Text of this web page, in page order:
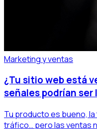
Marketing y ventas
¿Tu sitio web está
señales podrían ser
Tu producto es bueno,
tráfico… pero las ventas